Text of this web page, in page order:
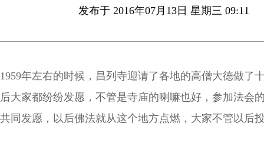
发布于 2016年07月13日 星期三 09:11
1959年左右的时候，昌列寺迎请了各地的高僧大德做了
后大家都纷纷发愿，不管是寺庙的喇嘛也好，参加法会
共同发愿，以后佛法就从这个地方点燃，大家不管以后